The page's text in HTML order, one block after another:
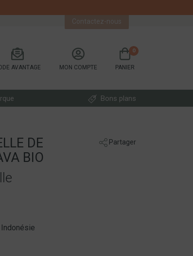
AVANTAGE MON COMPTE PANIER
0
Bons plans
Contactez-nous
Partager
DE
BIO